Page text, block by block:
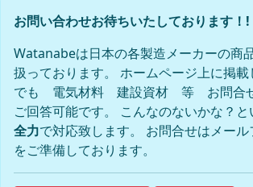
お問い合わせお待ちいたしております！!
Watanabeは日本の各製造メーカーの商
扱っております。 ホームページ上に掲
でも 電気材料 建設資材 等 お問合せ
ご回答可能です。 こんなのないかな？
全力で対応致します。 お問合せはメール
をご準備しております。